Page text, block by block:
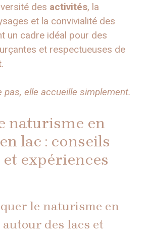
des activités, la
et la convivialité des
un cadre idéal pour des
et respectueuses de
.
pas, elle accueille simplement.
naturisme en
lac : conseils
expériences
le naturisme en
des lacs et